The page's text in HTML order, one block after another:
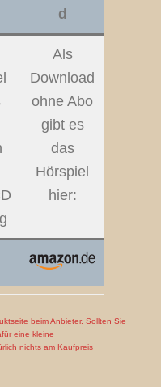
d
Als
Download
ohne Abo
gibt es
das
Hörspiel
hier:
beim Anbieter. Sollten Sie
eine kleine
nichts am Kaufpreis